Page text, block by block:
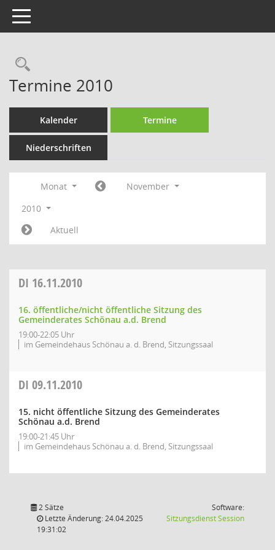
Toggle navigation
Rechercheauswahl
Termine 2010
Kalender Termine
Niederschriften
Monat
November
2010
Aktuell
DI 16.11.2010
16. öffentliche/nicht öffentliche Sitzung des
Gemeinderates Schönau a.d. Brend
19:00-22:05 Uhr
im Gemeindehaus Schönau a. d. Brend, Sitzungssaal
DI 09.11.2010
15. nicht öffentliche Sitzung des Gemeinderates
Schönau a.d. Brend
19:00-21:45 Uhr
im Gemeindehaus Schönau a. d. Brend, Sitzungssaal
2 Sätze
Letzte Änderung: 24.04.2025
19:31:02
Software:
SitzungsdienstSession(Wird in